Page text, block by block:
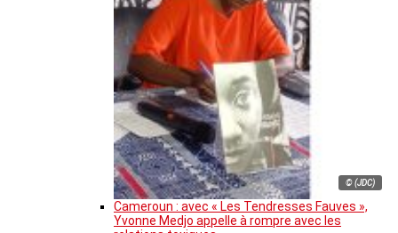
© (JDC)
Cameroun : avec « Les Tendresses Fauves »,
Yvonne Medjo appelle à rompre avec les